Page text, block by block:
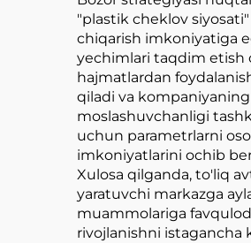
"plastik cheklov
chiqarish imkoniyatiga
yechimlari taqdim etish
hajmatlardan
qiladi va
moslashuvchanligi
uchun parametrlarni
imkoniyatlarini ochib
Xulosa qilganda, to'liq
yaratuvchi markazga
muammolariga
rivojlanishni istagancha